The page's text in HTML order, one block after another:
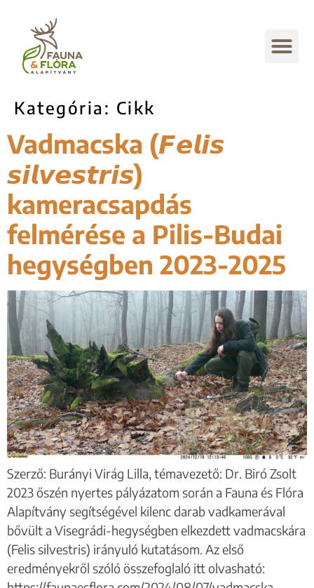
Kategória: Cikk
Vadmacska (𝙁𝙚𝙡𝙞𝙨
𝙨𝙞𝙡𝙫𝙚𝙨𝙩𝙧𝙞𝙨)
kameracsapdás
felmérése a Pilis-Budai
hegységben 2023-2025
Szerző: Burányi Virág Lilla, témavezető: Dr. Biró Zsolt
2023 őszén nyertes pályázatom során a Fauna és Flóra
Alapítvány segítségével kilenc darab vadkamerával
bővült a Visegrádi-hegységben elkezdett vadmacskára
(Felis silvestris) irányuló kutatásom. Az első
eredményekről szóló összefoglaló itt olvasható: